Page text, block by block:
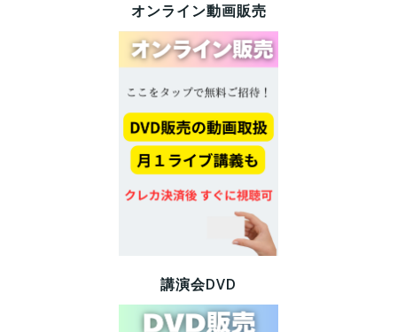
ビ
ゲ
ー
シ
ョ
ン
オンライン動画販売
講演会DVD